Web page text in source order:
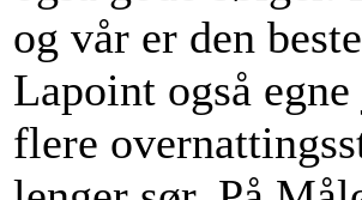
og vår er den
Lapoint også
flere